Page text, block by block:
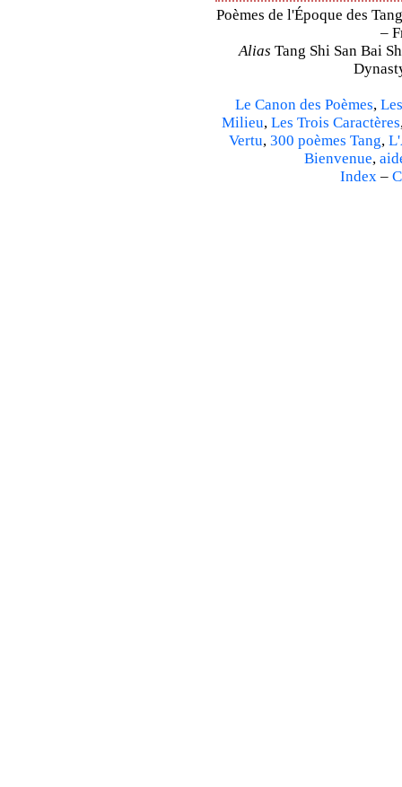
Poèmes de l'Époque des
–
Alias Tang Shi San Bai
Le Canon des Poèmes,
Milieu, Les Trois Caractères
Vertu, 300 poèmes Tang,
Bienvenue,
Index–